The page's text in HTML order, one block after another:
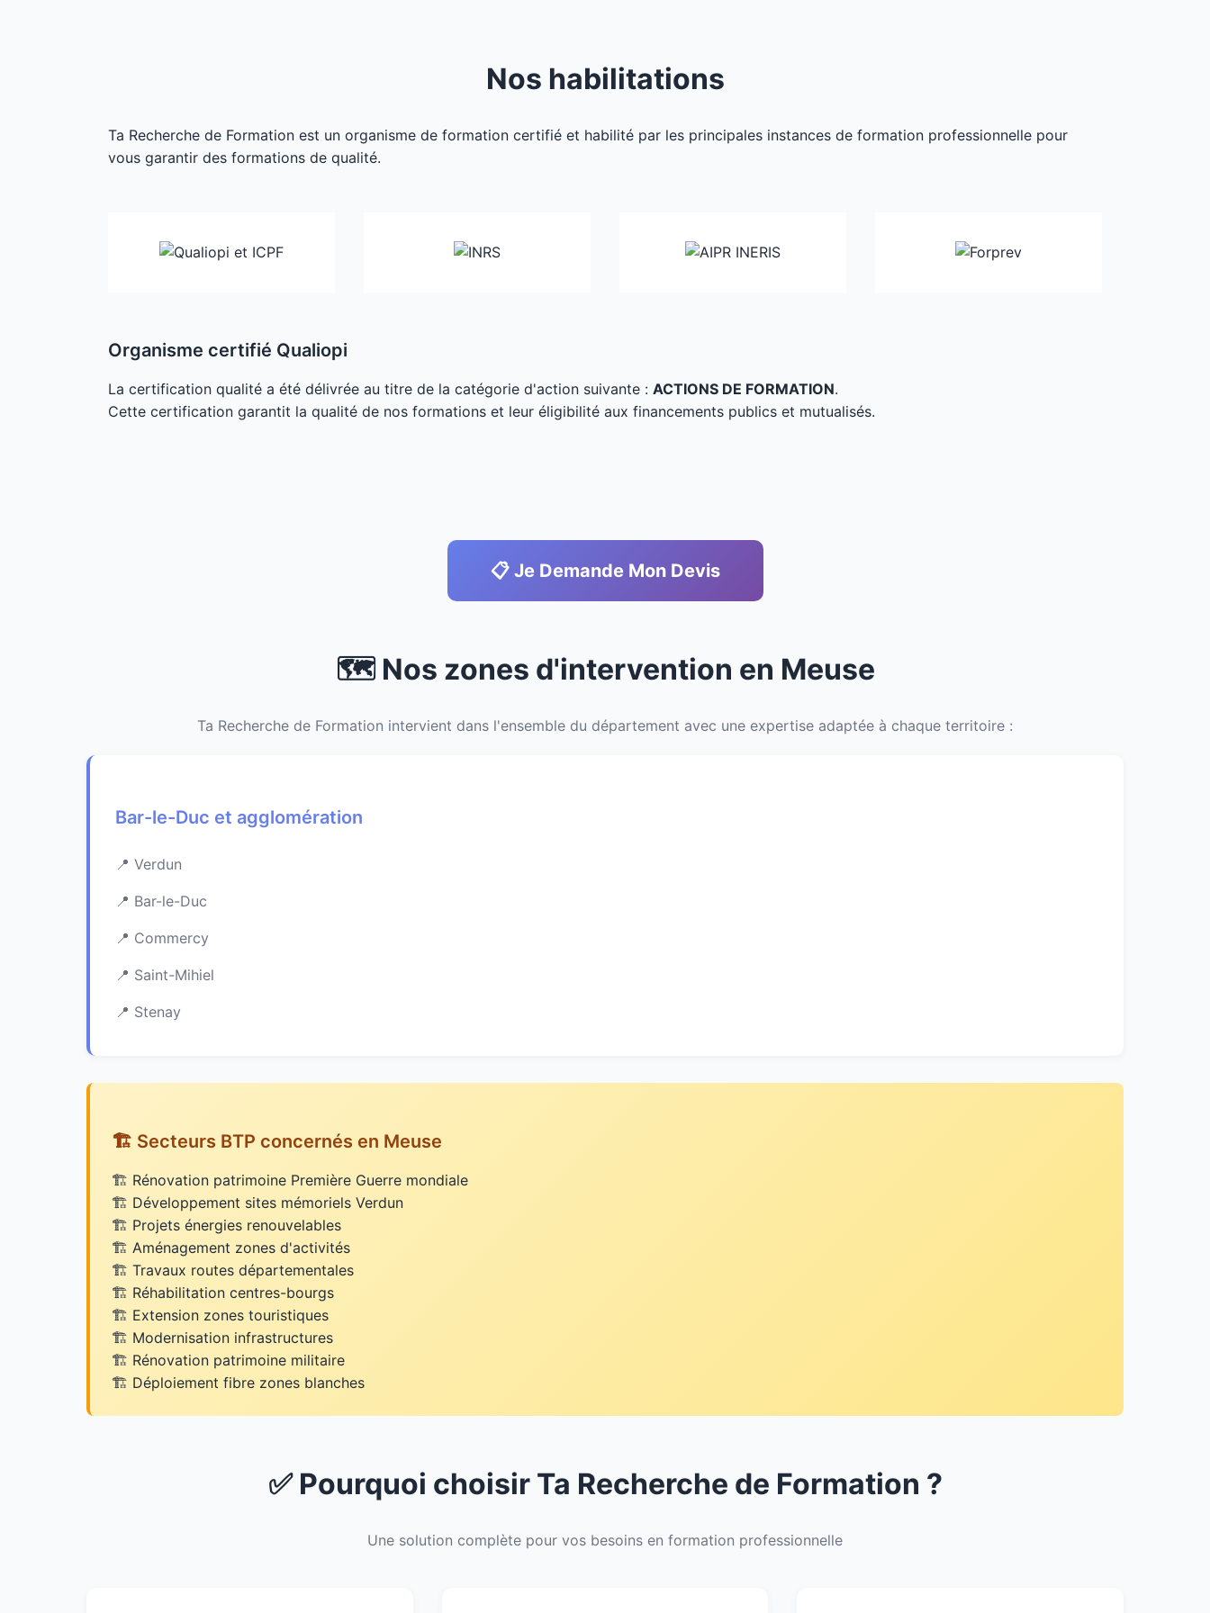
Nos habilitations
Ta Recherche de Formation est un organisme de formation certifié et habilité par les principales instances de formation professionnelle pour
vous garantir des formations de qualité.
Organisme certifié Qualiopi
La certification qualité a été délivrée au titre de la catégorie d'action suivante : ACTIONS DE FORMATION.
Cette certification garantit la qualité de nos formations et leur éligibilité aux financements publics et mutualisés.
📋 Je Demande Mon Devis
🗺️ Nos zones d'intervention en Meuse
Ta Recherche de Formation intervient dans l'ensemble du département avec une expertise adaptée à chaque territoire :
Bar-le-Duc et agglomération
Verdun
Bar-le-Duc
Commercy
Saint-Mihiel
Stenay
🏗️ Secteurs BTP concernés en Meuse
Rénovation patrimoine Première Guerre mondiale
Développement sites mémoriels Verdun
Projets énergies renouvelables
Aménagement zones d'activités
Travaux routes départementales
Réhabilitation centres-bourgs
Extension zones touristiques
Modernisation infrastructures
Rénovation patrimoine militaire
Déploiement fibre zones blanches
✅ Pourquoi choisir Ta Recherche de Formation ?
Une solution complète pour vos besoins en formation professionnelle